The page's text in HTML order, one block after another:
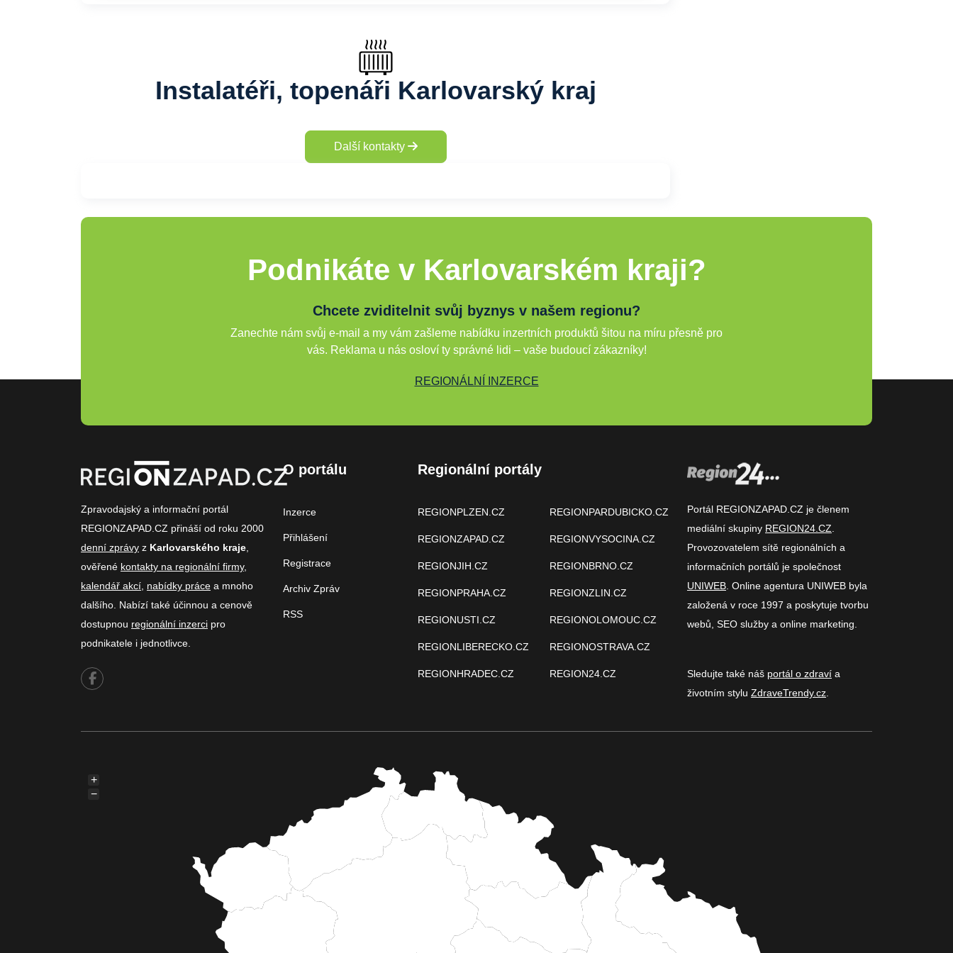
Instalatéři, topenáři Karlovarský kraj
Další kontakty
Podnikáte v Karlovarském kraji?
Chcete zviditelnit svůj byznys v našem regionu?
Zanechte nám svůj e-mail a my vám zašleme nabídku inzertních produktů šitou na míru přesně pro
vás. Reklama u nás osloví ty správné lidi – vaše budoucí zákazníky!
REGIONÁLNÍ INZERCE
Zpravodajský a informační portál
REGIONZAPAD.CZ přináší od roku 2000
denní zprávy z Karlovarského kraje
ověřené kontakty na regionální firmy,
kalendář akcí nabídky práce a mnoho
dalšího. Nabízí také účinnou a cenově
dostupnou regionální inzerci pro
podnikatele i jednotlivce.
O portálu
Inzerce
Přihlášení
Registrace
Archiv Zpráv
RSS
Regionální portály
REGIONPLZEN.CZ
REGIONZAPAD.CZ
REGIONJIH.CZ
REGIONPRAHA.CZ
REGIONUSTI.CZ
REGIONLIBERECKO.CZ
REGIONHRADEC.CZ
REGIONPARDUBICKO.CZ
REGIONVYSOCINA.CZ
REGIONBRNO.CZ
REGIONZLIN.CZ
REGIONOLOMOUC.CZ
REGIONOSTRAVA.CZ
REGION24.CZ
Portál REGIONZAPAD.CZ je členem
mediální skupiny REGION24.CZ
Provozovatelem sítě regionálních a
informačních portálů je společnost
UNIWEB . Online agentura UNIWEB byla
založená v roce 1997 a poskytuje tvorbu
webů, SEO služby a online marketing.
Sledujte také náš portál o zdraví a
životním stylu ZdraveTrendy.cz
+
−